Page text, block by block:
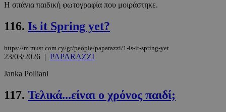
Η σπάνια παιδική φωτογραφία που μοιράστηκε.
116. Is it Spring yet?
https://m.must.com.cy/gr/people/paparazzi/1-is-it-spring-yet
23/03/2026 | PAPARAZZI
Janka Polliani
117. Τελικά...είναι ο χρόνος παιδί;